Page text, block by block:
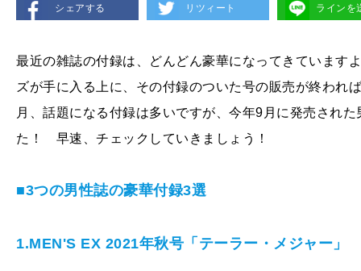
シェアする リツィート ラインを
最近の雑誌の付録は、どんどん豪華になってきています
ズが手に入る上に、その付録のついた号の販売が終われ
月、話題になる付録は多いですが、今年9月に発売され
た！ 早速、チェックしていきましょう！
■3つの男性誌の豪華付録3選
1.MEN'S EX 2021年秋号「テーラー・メジャー」